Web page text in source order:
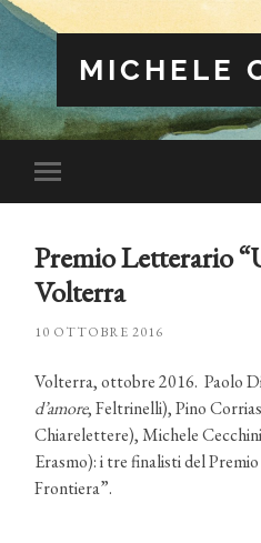
MICHELE
Attiva/disattiva
il
dispositivi
mobili
Premio Letterario
Volterra
10 OTTOBRE 2016
Volterra, ottobre 2016. Paolo
d’amore, Feltrinelli), Pino
Chiarelettere), Michele
Erasmo): i tre finalisti del
Frontiera”.